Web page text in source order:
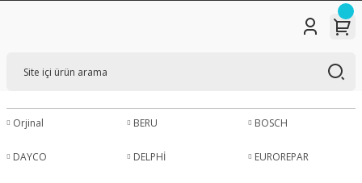
Orjinal BERU BOSCH
DAYCO DELPHİ EUROREPAR